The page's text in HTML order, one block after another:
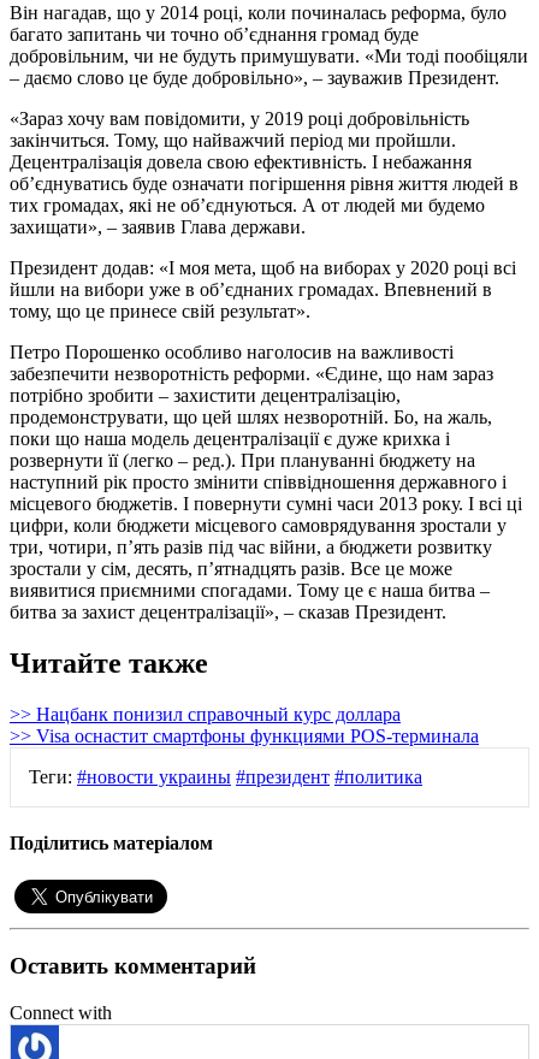
Він нагадав, що у 2014 році, коли починалась реформа, було
багато запитань чи точно об’єднання громад буде
добровільним, чи не будуть примушувати. «Ми тоді пообіцяли
– даємо слово це буде добровільно», – зауважив Президент.
«Зараз хочу вам повідомити, у 2019 році добровільність
закінчиться. Тому, що найважчий період ми пройшли.
Децентралізація довела свою ефективність. І небажання
об’єднуватись буде означати погіршення рівня життя людей в
тих громадах, які не об’єднуються. А от людей ми будемо
захищати», – заявив Глава держави.
Президент додав: «І моя мета, щоб на виборах у 2020 році всі
йшли на вибори уже в об’єднаних громадах. Впевнений в
тому, що це принесе свій результат».
Петро Порошенко особливо наголосив на важливості
забезпечити незворотність реформи. «Єдине, що нам зараз
потрібно зробити – захистити децентралізацію,
продемонструвати, що цей шлях незворотній. Бо, на жаль,
поки що наша модель децентралізації є дуже крихка і
розвернути її (легко – ред.). При плануванні бюджету на
наступний рік просто змінити співвідношення державного і
місцевого бюджетів. І повернути сумні часи 2013 року. І всі ці
цифри, коли бюджети місцевого самоврядування зростали у
три, чотири, п’ять разів під час війни, а бюджети розвитку
зростали у сім, десять, п’ятнадцять разів. Все це може
виявитися приємними спогадами. Тому це є наша битва –
битва за захист децентралізації», – сказав Президент.
Читайте также
>> Нацбанк понизил справочный курс доллара
>> Visa оснастит смартфоны функциями POS-терминала
Теги: #новости украины #президент #политика
Поділитись матеріалом
Оставить комментарий
Connect with